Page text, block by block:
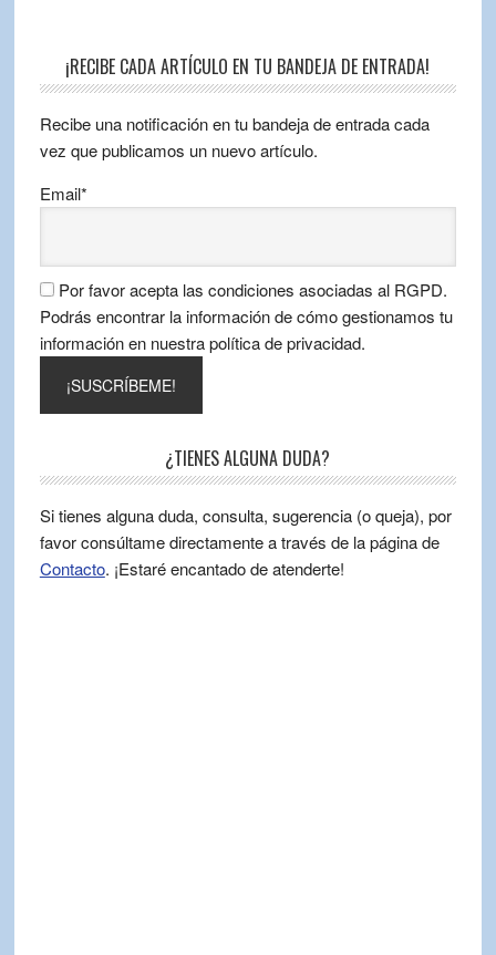
¡RECIBE CADA ARTÍCULO EN TU BANDEJA DE ENTRADA!
Recibe una notificación en tu bandeja de entrada cada
vez que publicamos un nuevo artículo.
Email*
Por favor acepta las condiciones asociadas al RGPD.
Podrás encontrar la información de cómo gestionamos tu
información en nuestra política de privacidad.
¿TIENES ALGUNA DUDA?
Si tienes alguna duda, consulta, sugerencia (o queja), por
favor consúltame directamente a través de la página de
Contacto. ¡Estaré encantado de atenderte!